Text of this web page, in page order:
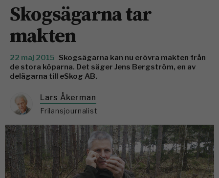
Skogsägarna tar
makten
22 maj 2015 Skogsägarna kan nu erövra makten från
de stora köparna. Det säger Jens Bergström, en av
delägarna till eSkog AB.
Lars Åkerman
Frilansjournalist